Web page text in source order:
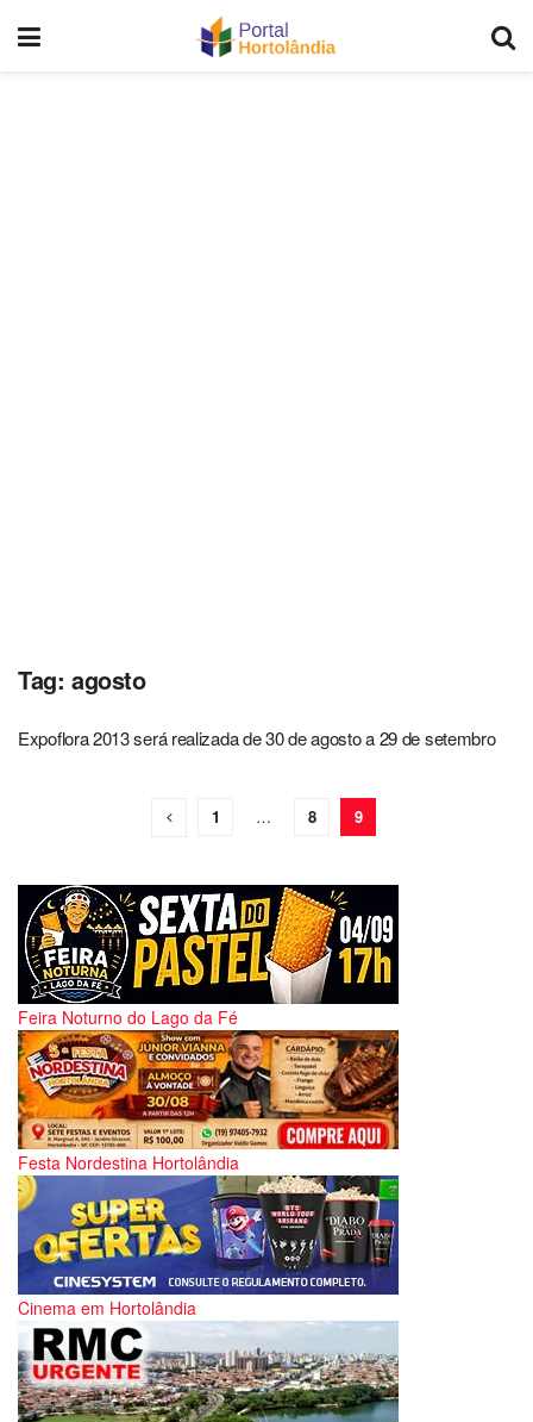
Tag: agosto
Expoflora 2013 será realizada de 30 de agosto a 29 de setembro
1 … 8 9
Feira Noturno do Lago da Fé
Festa Nordestina Hortolândia
Cinema em Hortolândia